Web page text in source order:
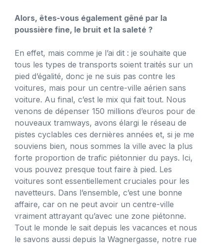
Alors, êtes-vous également gêné par la
poussière fine, le bruit et la saleté ?
En effet, mais comme je l’ai dit : je souhaite que
tous les types de transports soient traités sur un
pied d’égalité, donc je ne suis pas contre les
voitures, mais pour un centre-ville aérien sans
voiture. Au final, c’est le mix qui fait tout. Nous
venons de dépenser 150 millions d’euros pour de
nouveaux tramways, avons élargi le réseau de
pistes cyclables ces dernières années et, si je me
souviens bien, nous sommes la ville avec la plus
forte proportion de trafic piétonnier du pays. Ici,
vous pouvez presque tout faire à pied. Les
voitures sont essentiellement cruciales pour les
navetteurs. Dans l’ensemble, c’est une bonne
affaire, car on ne peut avoir un centre-ville
vraiment attrayant qu’avec une zone piétonne.
Tout le monde le sait depuis les vacances et nous
le savons aussi depuis la Wagnergasse, notre rue